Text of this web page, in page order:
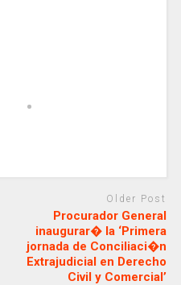
Older Post
Procurador General
inaugurar� la ‘Primera
jornada de Conciliaci�n
Extrajudicial en Derecho
Civil y Comercial’